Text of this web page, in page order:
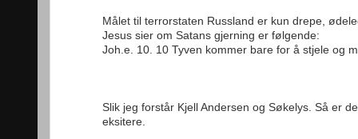
Målet til terrorstaten Russland er kun drepe,
Jesus sier om Satans gjerning er følgende:
Joh.e. 10. 10 Tyven kommer bare for å stjele og
Slik jeg forstår Kjell Andersen og Søkelys. Så er
eksitere.